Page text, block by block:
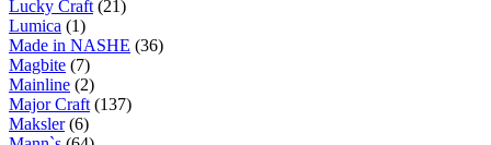
Lucky Craft (21)
Lumica (1)
Made in NASHE (36)
Magbite (7)
Mainline (2)
Major Craft (137)
Maksler(6)